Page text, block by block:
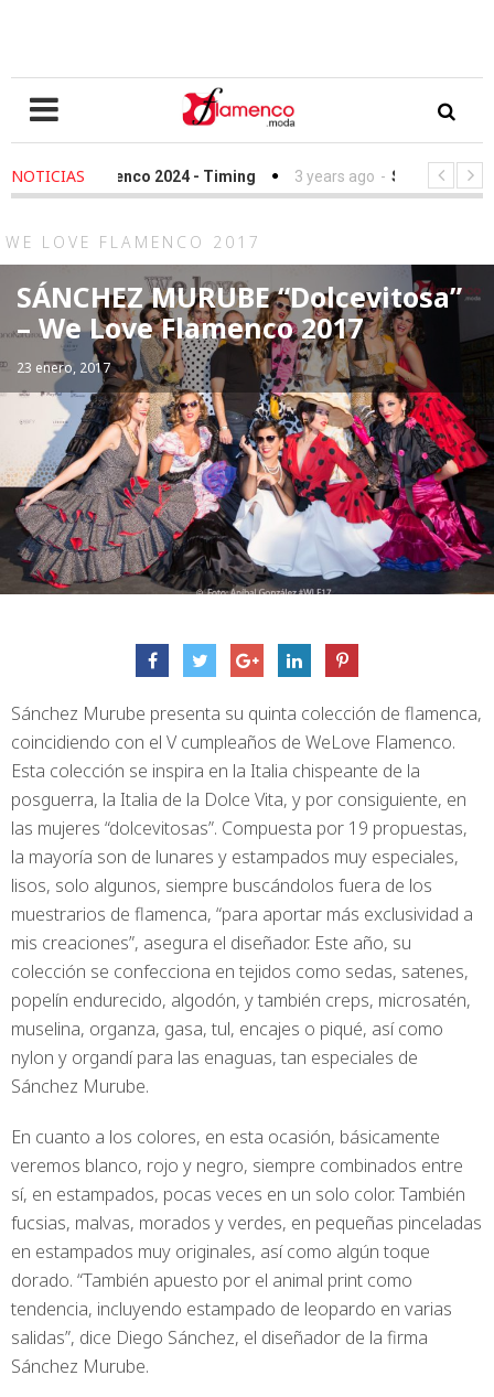
NOTICIAS
2024 - Timing 3 years ago Simof 2023 - Timing
4
WE LOVE FLAMENCO 2017
SÁNCHEZ MURUBE “Dolcevitosa”
– We Love Flamenco 2017
23 enero, 2017
Sánchez Murube presenta su quinta colección de flamenca,
coincidiendo con el V cumpleaños de WeLove Flamenco.
Esta colección se inspira en la Italia chispeante de la
posguerra, la Italia de la Dolce Vita, y por consiguiente, en
las mujeres “dolcevitosas”. Compuesta por 19 propuestas,
la mayoría son de lunares y estampados muy especiales,
lisos, solo algunos, siempre buscándolos fuera de los
muestrarios de flamenca, “para aportar más exclusividad a
mis creaciones”, asegura el diseñador. Este año, su
colección se confecciona en tejidos como sedas, satenes,
popelín endurecido, algodón, y también creps, microsatén,
muselina, organza, gasa, tul, encajes o piqué, así como
nylon y organdí para las enaguas, tan especiales de
Sánchez Murube.
En cuanto a los colores, en esta ocasión, básicamente
veremos blanco, rojo y negro, siempre combinados entre
sí, en estampados, pocas veces en un solo color. También
fucsias, malvas, morados y verdes, en pequeñas pinceladas
en estampados muy originales, así como algún toque
dorado. “También apuesto por el animal print como
tendencia, incluyendo estampado de leopardo en varias
salidas”, dice Diego Sánchez, el diseñador de la firma
Sánchez Murube.